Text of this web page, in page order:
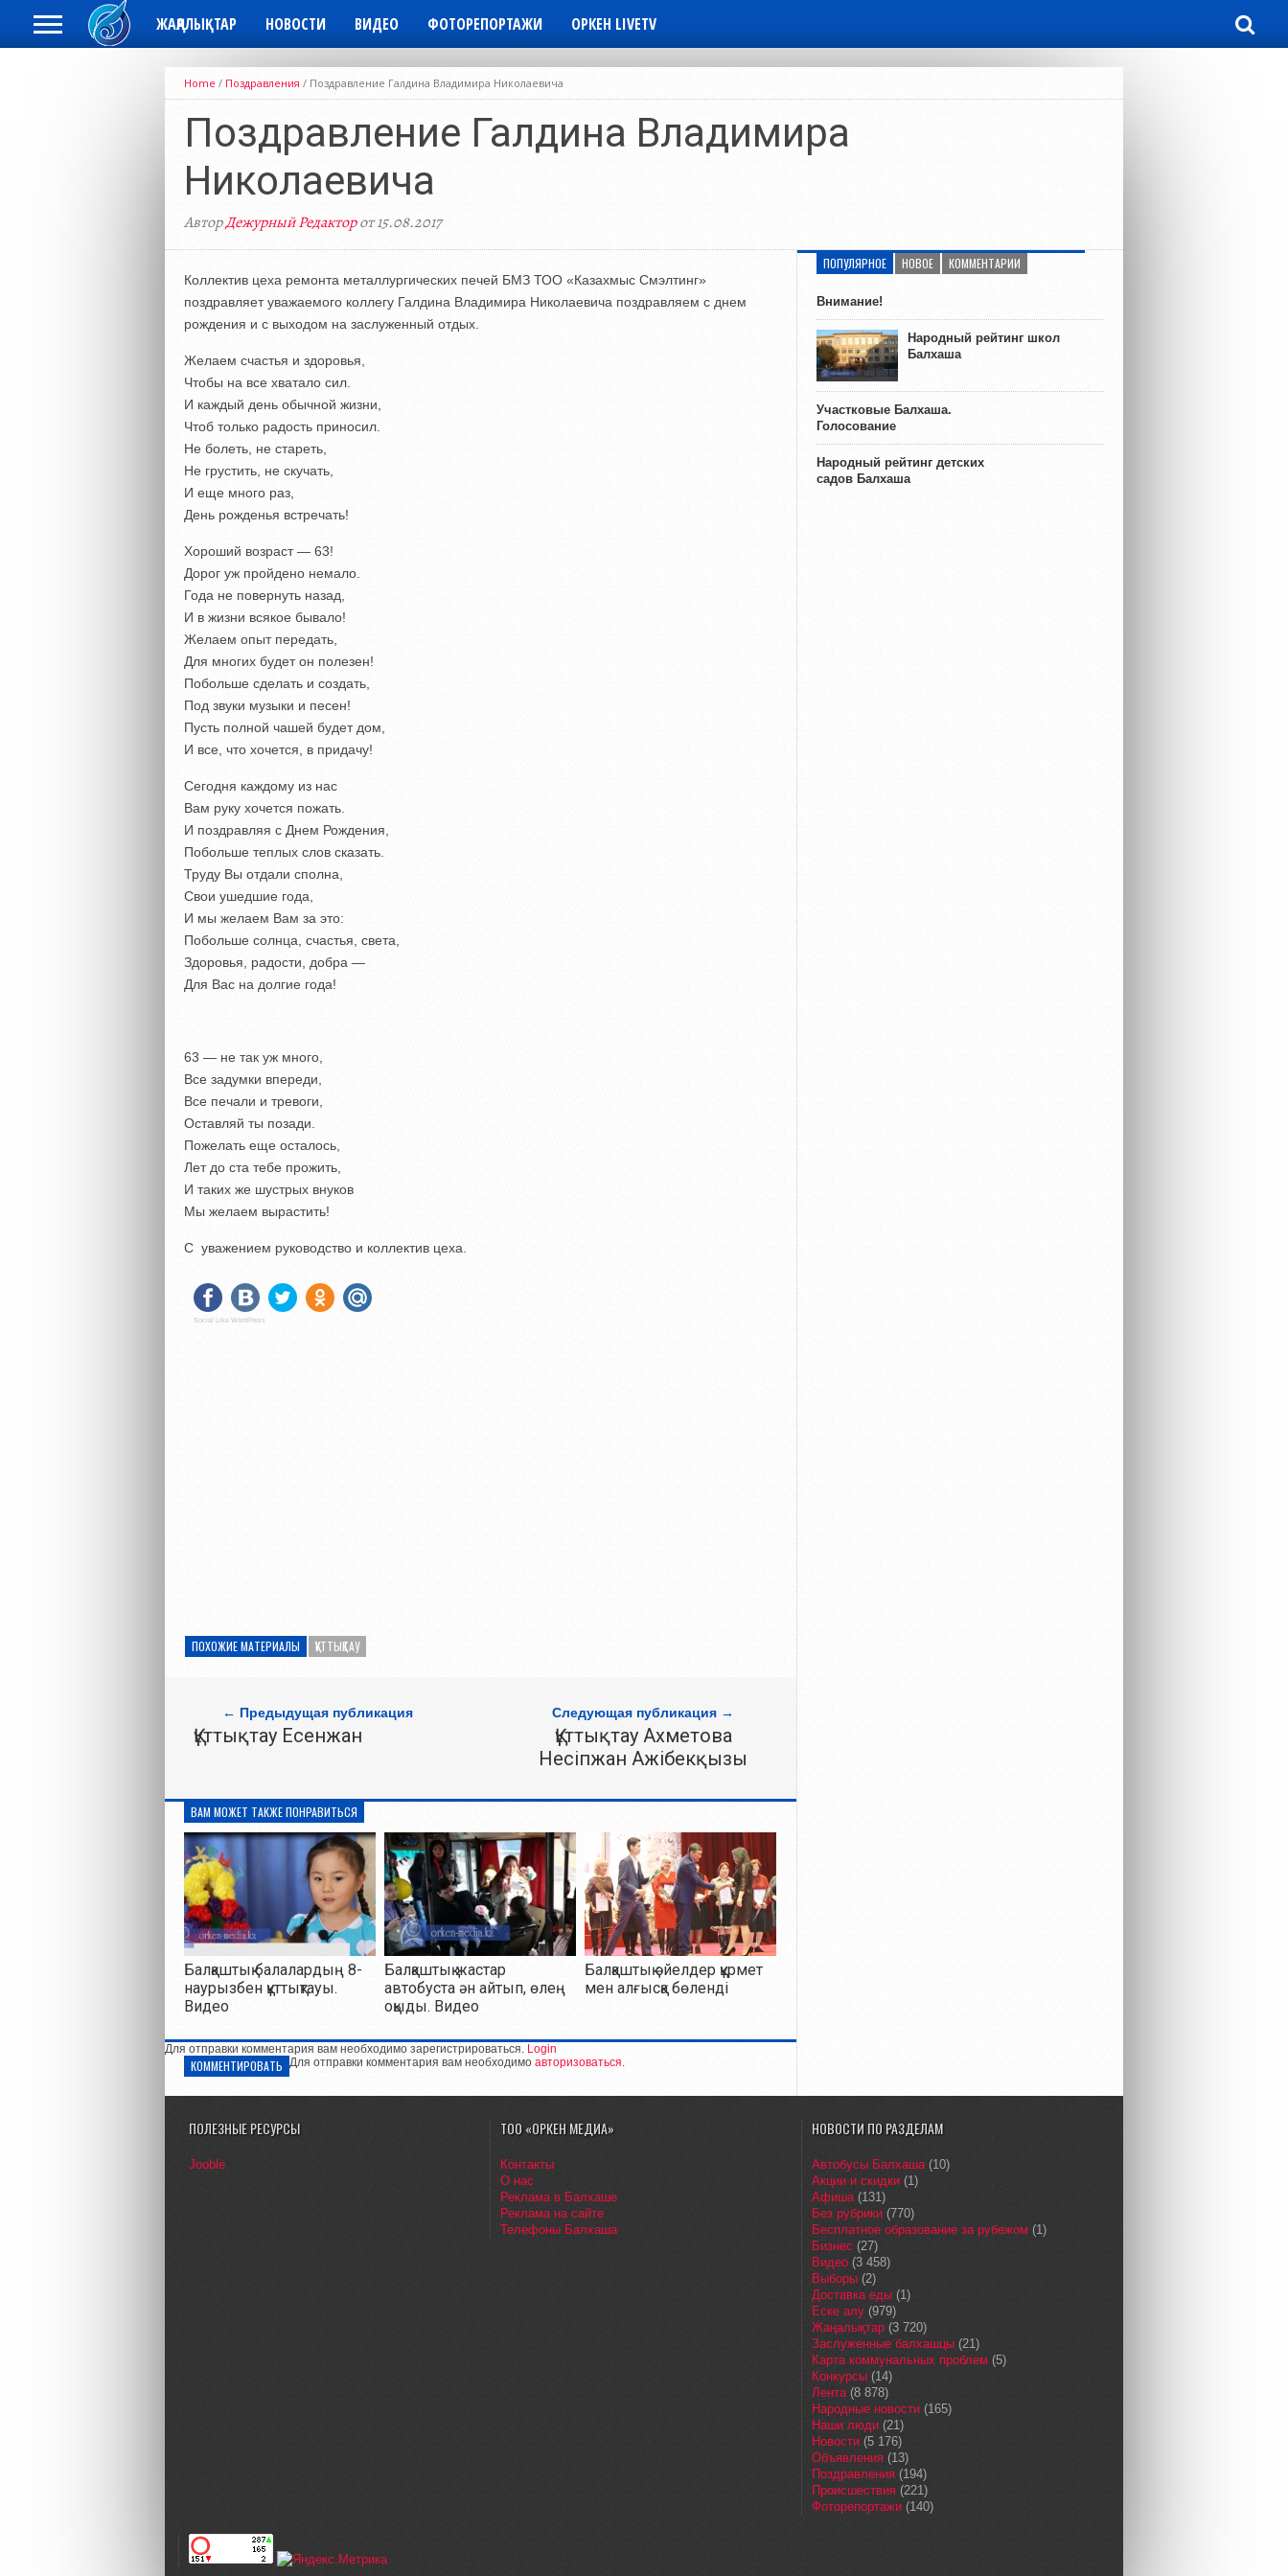
ЖАҢАЛЫҚТАР НОВОСТИ ВИДЕО ФОТОРЕПОРТАЖИ ОРКЕН LIVETV
Home / Поздравления / Поздравление Галдина Владимира Николаевича
Поздравление Галдина Владимира
Николаевича
АвторДежурный Редакторот 15.08.2017
Коллектив цеха ремонта металлургических печей БМЗ ТОО «Казахмыс Смэлтинг»
поздравляет уважаемого коллегу Галдина Владимира Николаевича поздравляем с днем
рождения и с выходом на заслуженный отдых.
Желаем счастья и здоровья,
Чтобы на все хватало сил.
И каждый день обычной жизни,
Чтоб только радость приносил.
Не болеть, не стареть,
Не грустить, не скучать,
И еще много раз,
День рожденья встречать!
Хороший возраст — 63!
Дорог уж пройдено немало.
Года не повернуть назад,
И в жизни всякое бывало!
Желаем опыт передать,
Для многих будет он полезен!
Побольше сделать и создать,
Под звуки музыки и песен!
Пусть полной чашей будет дом,
И все, что хочется, в придачу!
Сегодня каждому из нас
Вам руку хочется пожать.
И поздравляя с Днем Рождения,
Побольше теплых слов сказать.
Труду Вы отдали сполна,
Свои ушедшие года,
И мы желаем Вам за это:
Побольше солнца, счастья, света,
Здоровья, радости, добра —
Для Вас на долгие года!
63 — не так уж много,
Все задумки впереди,
Все печали и тревоги,
Оставляй ты позади.
Пожелать еще осталось,
Лет до ста тебе прожить,
И таких же шустрых внуков
Мы желаем вырастить!
С уважением руководство и коллектив цеха.
Social Like WordPress
ПОХОЖИЕ МАТЕРИАЛЫ ҚҰТТЫҚТАУ
← Предыдущая публикация
Құттықтау Есенжан
Следующая публикация →
Құттықтау Ахметова
Несіпжан Ажібекқызы
ВАМ МОЖЕТ ТАКЖЕ ПОНРАВИТЬСЯ
Балқаштық балалардың 8-
наурызбен құттықтауы.
Видео
Балқаштық жастар
автобуста ән айтып, өлең
оқыды. Видео
Балқаштық әйелдер құрмет
мен алғысқа бөленді
Для отправки комментария вам необходимо зарегистрироваться. Login
КОММЕНТИРОВАТЬ Для отправки комментария вам необходимо авторизоваться.
ПОПУЛЯРНОЕ НОВОЕ КОММЕНТАРИИ
Внимание!
Народный рейтинг школ
Балхаша
Участковые Балхаша.
Голосование
Народный рейтинг детских
садов Балхаша
ПОЛЕЗНЫЕ РЕСУРСЫ
Jooble
ТОО «ОРКЕН МЕДИА»
Контакты
О нас
Реклама в Балхаше
Реклама на сайте
Телефоны Балхаша
НОВОСТИ ПО РАЗДЕЛАМ
Автобусы Балхаша(10)
Акции и скидки (1)
Афиша(131)
Без рубрики (770)
Бесплатное образование за рубежом (1)
Бизнес (27)
Видео (3 458)
Выборы (2)
Доставка еды (1)
Еске алу (979)
Жаңалықтар (3 720)
Заслуженные балхашцы (21)
Карта коммунальных проблем (5)
Конкурсы (14)
Лента(8 878)
Народные новости (165)
Наши люди (21)
Новости (5 176)
Объявления (13)
Поздравления (194)
Происшествия (221)
Фоторепортажи (140)